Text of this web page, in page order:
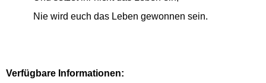
Nie wird euch das Leben gewonnen sein.
Verfügbare Informationen: